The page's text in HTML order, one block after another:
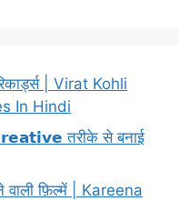
| Virat Kohli
In Hindi
तरीके से बनाई
वाली फ़िल्में | Kareena